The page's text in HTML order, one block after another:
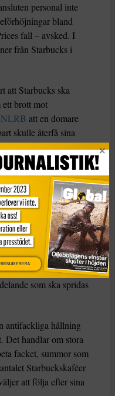
personal inte
bland
fall – avsked. I
från Starbucks i
att Starbucks ska
ett brott mot
NLRB att en domare
skulle återfå sina
för NLRB i Buffalo-
mot Starbucks enligt
till fler än 200 fall
något Starbucks
vd eller vice-
anställda har rätt
som ska spridas
antifackliga hållning
Det handlar om stora
facket, summor som
Starbuckskaféer
att följa efter sina